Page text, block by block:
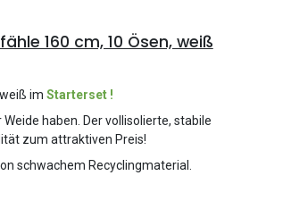
160 cm, 10 Ösen, weiß
im Starterset !
haben. Der vollisolierte, stabile
zum attraktiven Preis!
schwachem Recyclingmaterial.